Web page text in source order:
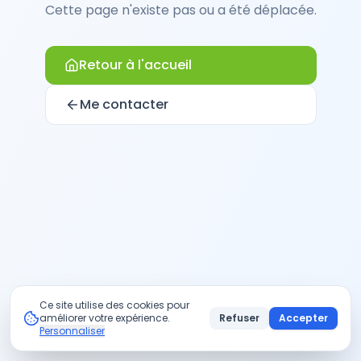
Ce site utilise des cookies pour
améliorer votre expérience.
Personnaliser
Refuser Accepter
Cette page n'existe pas ou a été déplacée.
Retour à l'accueil
Me contacter